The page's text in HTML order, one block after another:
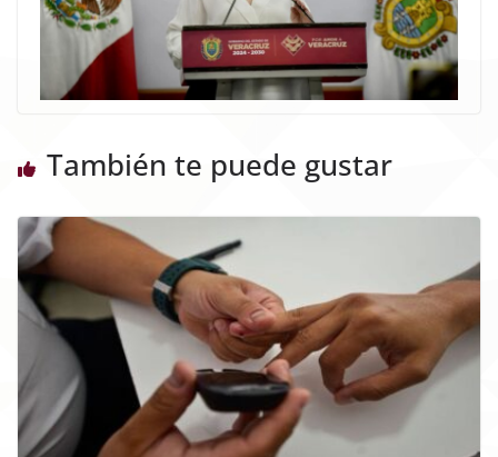
También te puede gustar